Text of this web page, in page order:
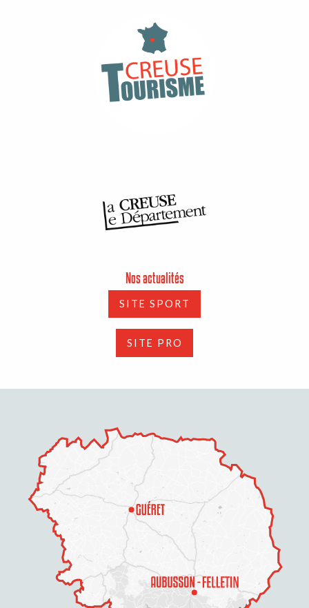
Nos actualités
SITE SPORT
SITE PRO